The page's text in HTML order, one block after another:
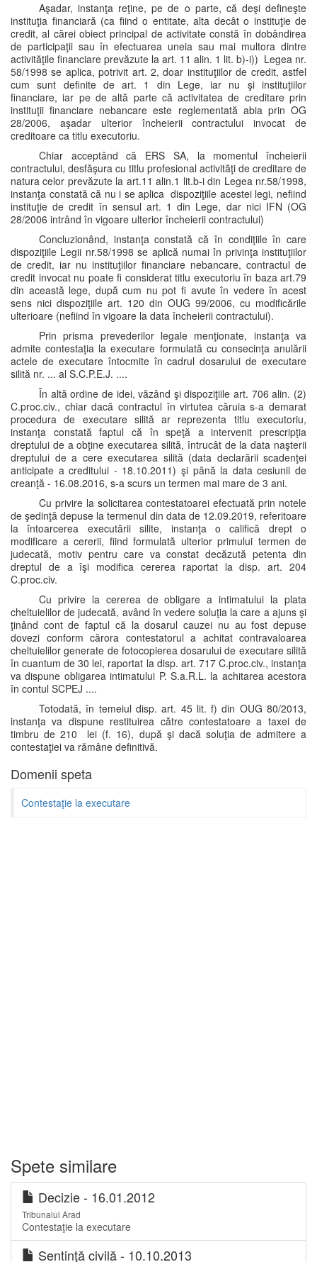
Aşadar, instanţa reţine, pe de o parte, că deşi defineşte
instituţia financiară (ca fiind o entitate, alta decât o instituţie de
credit, al cărei obiect principal de activitate constă în dobândirea
de participaţii sau în efectuarea uneia sau mai multora dintre
activităţile financiare prevăzute la art. 11 alin. 1 lit. b)-i)) Legea nr.
58/1998 se aplica, potrivit art. 2, doar instituţiilor de credit, astfel
cum sunt definite de art. 1 din Lege, iar nu şi instituţiilor
financiare, iar pe de altă parte că activitatea de creditare prin
instituţii financiare nebancare este reglementată abia prin OG
28/2006, aşadar ulterior încheierii contractului invocat de
creditoare ca titlu executoriu.
Chiar acceptând că ERS SA, la momentul încheierii
contractului, desfăşura cu titlu profesional activităţi de creditare de
natura celor prevăzute la art.11 alin.1 lit.b-i din Legea nr.58/1998,
instanţa constată că nu i se aplica dispoziţiile acestei legi, nefiind
instituţie de credit în sensul art. 1 din Lege, dar nici IFN (OG
28/2006 intrând în vigoare ulterior încheierii contractului)
Concluzionând, instanţa constată că în condiţiile în care
dispoziţiile Legii nr.58/1998 se aplică numai în privinţa instituţiilor
de credit, iar nu instituţiilor financiare nebancare, contractul de
credit invocat nu poate fi considerat titlu executoriu în baza art.79
din această lege, după cum nu pot fi avute în vedere în acest
sens nici dispoziţiile art. 120 din OUG 99/2006, cu modificările
ulterioare (nefiind în vigoare la data încheierii contractului).
Prin prisma prevederilor legale menţionate, instanţa va
admite contestaţia la executare formulată cu consecinţa anulării
actele de executare întocmite în cadrul dosarului de executare
silită nr. ... al S.C.P.E.J. ....
În altă ordine de idei, văzând şi dispoziţiile art. 706 alin. (2)
C.proc.civ., chiar dacă contractul în virtutea căruia s-a demarat
procedura de executare silită ar reprezenta titlu executoriu,
instanţa constată faptul că în speţă a intervenit prescripţia
dreptului de a obţine executarea silită, întrucât de la data naşterii
dreptului de a cere executarea silită (data declarării scadenţei
anticipate a creditului - 18.10.2011) şi până la data cesiunii de
creanţă - 16.08.2016, s-a scurs un termen mai mare de 3 ani.
Cu privire la solicitarea contestatoarei efectuată prin notele
de şedinţă depuse la termenul din data de 12.09.2019, referitoare
la întoarcerea executării silite, instanţa o califică drept o
modificare a cererii, fiind formulată ulterior primului termen de
judecată, motiv pentru care va constat decăzută petenta din
dreptul de a îşi modifica cererea raportat la disp. art. 204
C.proc.civ.
Cu privire la cererea de obligare a intimatului la plata
cheltuielilor de judecată, având în vedere soluţia la care a ajuns şi
ţinând cont de faptul că la dosarul cauzei nu au fost depuse
dovezi conform cărora contestatorul a achitat contravaloarea
cheltuielilor generate de fotocopierea dosarului de executare silită
în cuantum de 30 lei, raportat la disp. art. 717 C.proc.civ., instanţa
va dispune obligarea intimatului P. S.a.R.L. la achitarea acestora
în contul SCPEJ ....
Totodată, în temeiul disp. art. 45 lit. f) din OUG 80/2013,
instanţa va dispune restituirea către contestatoare a taxei de
timbru de 210 lei (f. 16), după şi dacă soluţia de admitere a
contestaţiei va rămâne definitivă.
Domenii speta
Contestaţie la executare
Spete similare
Decizie - 16.01.2012
Tribunalul Arad
Contestaţie la executare
Sentinţă civilă - 10.10.2013